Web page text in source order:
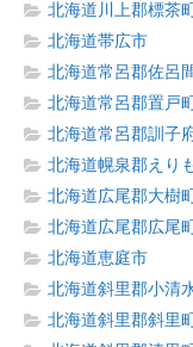
北海道川上郡標茶町
北海道帯広市
北海道常呂郡佐呂
北海道常呂郡置戸町
北海道常呂郡訓子
北海道幌泉郡えり
北海道広尾郡大樹町
北海道広尾郡広尾町
北海道恵庭市
北海道斜里郡小清
北海道斜里郡斜里町